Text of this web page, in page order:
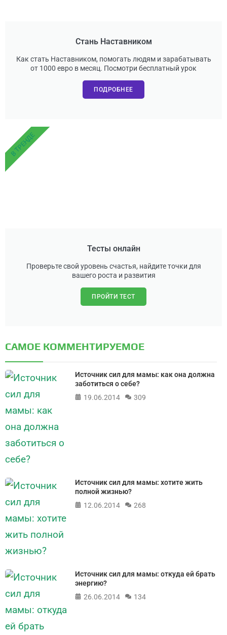
Стань Наставником
Как стать Наставником, помогать людям и зарабатывать
от 1000 евро в месяц. Посмотри бесплатный урок
ПОДРОБНЕЕ
Тесты онлайн
Проверьте свой уровень счастья, найдите точки для
вашего роста и развития
ПРОЙТИ ТЕСТ
В ТРЕНДЕ
САМОЕ КОММЕНТИРУЕМОЕ
Источник сил для мамы: как она должна
заботиться о себе?
19.06.2014
309
Источник сил для мамы: хотите жить
полной жизнью?
12.06.2014
268
Источник сил для мамы: откуда ей брать
энергию?
26.06.2014
134